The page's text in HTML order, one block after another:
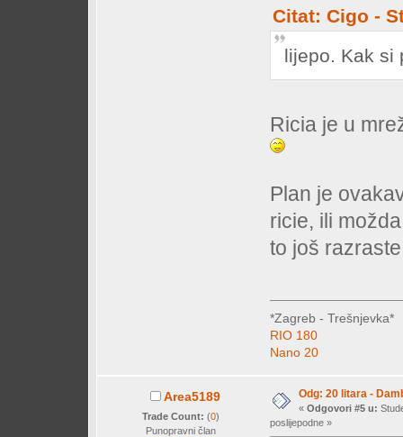
Citat: Cigo -
lijepo. Kak si
Ricia je u
Plan je
ricie, ili
to još
*Zagreb - Trešnjevka*
RIO 180
Nano 20
Area5189
Trade Count: (0)
Punopravni član
Odg: 20 litara -
« Odgovori #5 u:
poslijepodne »